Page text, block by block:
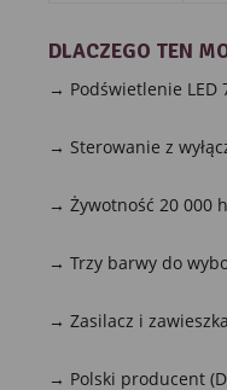
DLACZEGO TEN
→ Podświetlenie
→ Sterowanie z
→ Żywotność 20 000
→ Trzy barwy do
→ Zasilacz i
→ Polski producent